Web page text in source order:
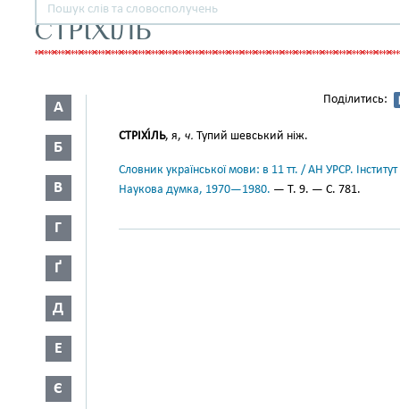
СТРІХІЛЬ
А
Б
В
Г
Ґ
Д
Е
Є
Поділитись:
СТРІХІ́ЛЬ, я, ч. Тупий шевський ніж.
Словник української мови: в 11 тт. / АН УРСР.
Наукова думка, 1970—1980. — Т. 9. — С. 781.